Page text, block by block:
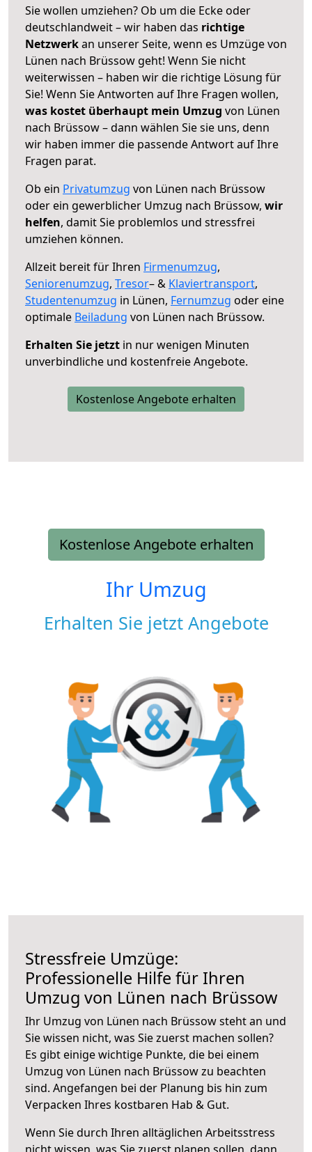
Sie wollen umziehen? Ob um die Ecke oder
deutschlandweit – wir haben das richtige
Netzwerkan unserer Seite, wenn es Umzüge von
Lünen nach Brüssow geht! Wenn Sie nicht
weiterwissen – haben wir die richtige Lösung für
Sie! Wenn Sie Antworten auf Ihre Fragen wollen,
was kostet überhaupt mein Umzug von Lünen
nach Brüssow – dann wählen Sie sie uns, denn
wir haben immer die passende Antwort auf Ihre
Fragen parat.
Ob ein Privatumzug von Lünen nach Brüssow
oder ein gewerblicher Umzug nach Brüssow, wir
helfen, damit Sie problemlos und stressfrei
umziehen können.
Allzeit bereit für Ihren Firmenumzug,
Seniorenumzug, Tresor– & Klaviertransport,
Studentenumzug in Lünen, Fernumzug oder eine
optimale Beiladung von Lünen nach Brüssow.
Erhalten Sie jetzt in nur wenigen Minuten
unverbindliche und kostenfreie Angebote.
Kostenlose Angebote erhalten
Kostenlose Angebote erhalten
Ihr Umzug
Erhalten Sie jetzt Angebote
Stressfreie Umzüge:
Professionelle Hilfe für Ihren
Umzug von Lünen nach Brüssow
Ihr Umzug von Lünen nach Brüssow steht an und
Sie wissen nicht, was Sie zuerst machen sollen?
Es gibt einige wichtige Punkte, die bei einem
Umzug von Lünen nach Brüssow zu beachten
sind. Angefangen bei der Planung bis hin zum
Verpacken Ihres kostbaren Hab & Gut.
Wenn Sie durch Ihren alltäglichen Arbeitsstress